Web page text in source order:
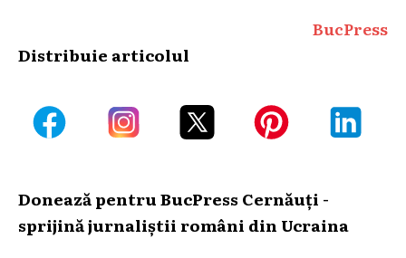
BucPress
Distribuie articolul
Donează pentru BucPress Cernăuți -
sprijină jurnaliștii români din Ucraina